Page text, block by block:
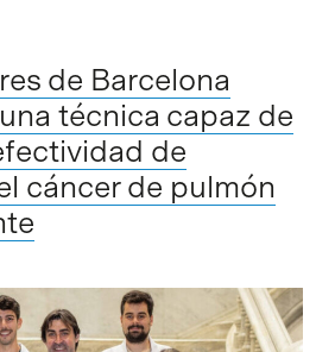
de Barcelona
técnica capaz de
de
cáncer de pulmón